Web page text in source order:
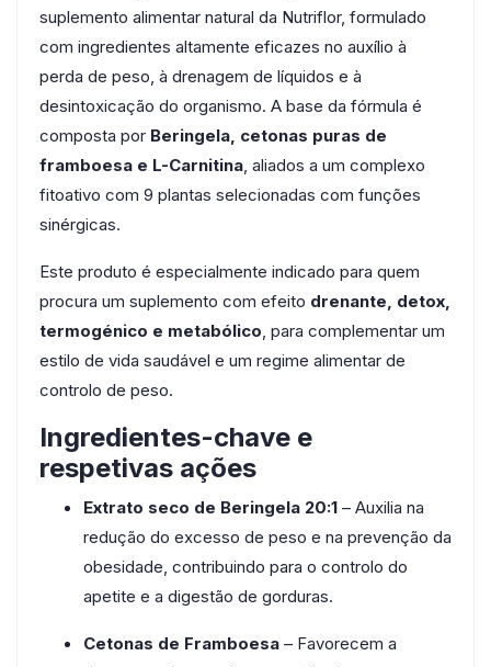
suplemento alimentar natural da Nutriflor, formulado
com ingredientes altamente eficazes no auxílio à
perda de peso, à drenagem de líquidos e à
desintoxicação do organismo. A base da fórmula é
composta por Beringela, cetonas puras de
framboesa e L-Carnitina, aliados a um complexo
fitoativo com 9 plantas selecionadas com funções
sinérgicas.
Este produto é especialmente indicado para quem
procura um suplemento com efeito drenante, detox,
termogénico e metabólico, para complementar um
estilo de vida saudável e um regime alimentar de
controlo de peso.
Ingredientes-chave e
respetivas ações
Extrato seco de Beringela 20:1 – Auxilia na
redução do excesso de peso e na prevenção da
obesidade, contribuindo para o controlo do
apetite e a digestão de gorduras.
Cetonas de Framboesa – Favorecem a